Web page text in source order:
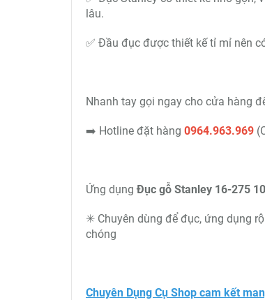
lâu.
✅ Đầu đục được thiết kế tỉ mỉ nên
Nhanh tay gọi ngay cho cửa hàng
➡️ Hotline đặt hàng 0964.963.969
Ứng dụngĐục gỗ Stanley 16-275
✳ Chuyên dùng để đục, ứng dụng
chóng
Chuyên Dụng Cụ Shop cam kết